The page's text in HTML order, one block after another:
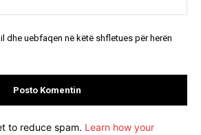
dhe uebfaqen në këtë shfletues për herën
to reduce spam. Learn how your